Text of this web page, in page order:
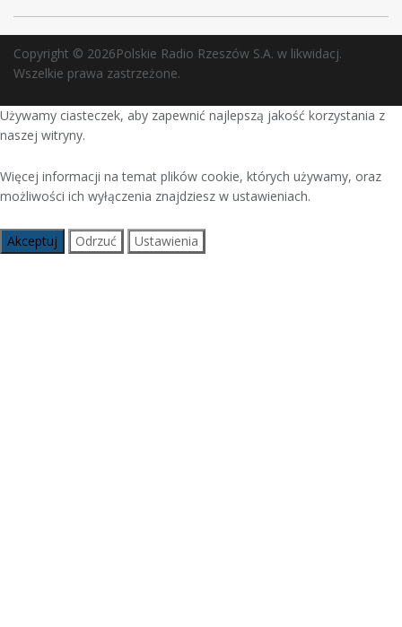
Copyright © 2026Polskie Radio Rzeszów S.A. w likwidacj.
Wszelkie prawa zastrzeżone.
Używamy ciasteczek, aby zapewnić najlepszą jakość korzystania z
naszej witryny.
Więcej informacji na temat plików cookie, których używamy, oraz
możliwości ich wyłączenia znajdziesz w ustawieniach.
Akceptuj Odrzuć Ustawienia